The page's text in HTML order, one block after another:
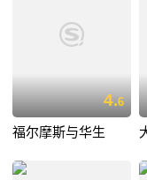
4.6
福尔摩斯与华生